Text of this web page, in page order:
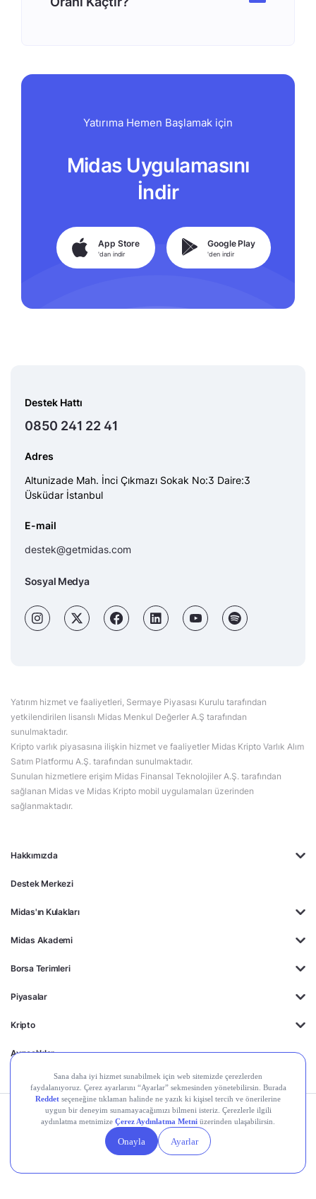
Yatırıma Hemen Başlamak için
Midas Uygulamasını
İndir
App Store
'dan indir
Google Play
'den indir
Hakkımızda
Destek Merkezi
Midas'ın Kulakları
Midas Akademi
Borsa Terimleri
Piyasalar
Kripto
Ayrıcalıklar
Destek Hattı
0850 241 22 41
Adres
Altunizade Mah. İnci Çıkmazı Sokak No:3 Daire:3
Üsküdar İstanbul
E-mail
destek@getmidas.com
Sosyal Medya
Yatırım hizmet ve faaliyetleri, Sermaye Piyasası Kurulu tarafından
yetkilendirilen lisanslı Midas Menkul Değerler A.Ş tarafından
sunulmaktadır.
Kripto varlık piyasasına ilişkin hizmet ve faaliyetler Midas Kripto Varlık Alım
Satım Platformu A.Ş. tarafından sunulmaktadır.
Sunulan hizmetlere erişim Midas Finansal Teknolojiler A.Ş. tarafından
sağlanan Midas ve Midas Kripto mobil uygulamaları üzerinden
sağlanmaktadır.
Kişisel Verilerin
Gizlilik
Politikası
Yasal
Duyurular
Çerez